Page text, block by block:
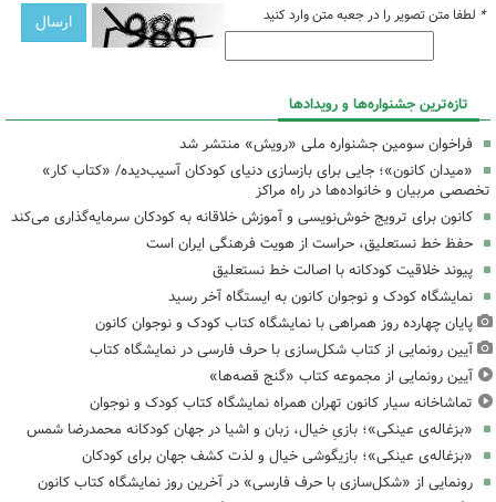
* لطفا متن تصویر را در جعبه متن وارد کنید
تازه‌ترین جشنواره‌ها و رویدادها
فراخوان سومین جشنواره ملی «رویش» منتشر شد
«میدان کانون»؛ جایی برای بازسازی دنیای کودکان آسیب‌دیده/ «کتاب کار»
تخصصی مربیان و خانواده‌ها در راه مراکز
کانون برای ترویج خوش‌نویسی و آموزش خلاقانه به کودکان سرمایه‌گذاری می‌کند
حفظ خط نستعلیق، حراست از هویت فرهنگی ایران است
پیوند خلاقیت کودکانه با اصالت خط نستعلیق
نمایشگاه کودک و نوجوان کانون به ایستگاه آخر رسید
پایان چهارده روز همراهی با نمایشگاه کتاب کودک و نوجوان کانون
آیین رونمایی از کتاب شکل‌سازی با حرف فارسی در نمایشگاه کتاب
آیین رونمایی از مجموعه کتاب «گنج قصه‌ها»
تماشاخانه سیار کانون تهران همراه نمایشگاه کتاب کودک و نوجوان
«بزغاله‌ی عینکی»؛ بازیِ خیال، زبان و اشیا در جهان کودکانه محمدرضا شمس
«بزغاله‌ی عینکی»؛ بازیگوشی خیال و لذت کشف جهان برای کودکان
رونمایی از «شکل‌سازی با حرف فارسی» در آخرین روز نمایشگاه کتاب کانون